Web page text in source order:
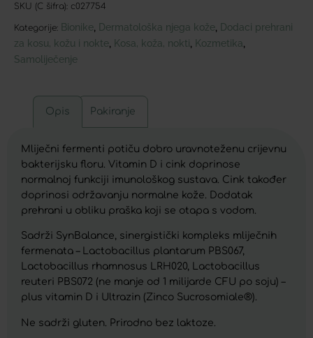
SKU (C šifra): c027754
Kategorije: Bionike Dermatološka njega kože Dodaci prehrani
za kosu, kožu i nokte Kosa, koža, nokti Kozmetika
Samoliječenje
Opis Pakiranje
Mliječni fermenti potiču dobro uravnoteženu crijevnu
bakterijsku floru. Vitamin D i cink doprinose
normalnoj funkciji imunološkog sustava. Cink također
doprinosi održavanju normalne kože. Dodatak
prehrani u obliku praška koji se otapa s vodom.
Sadrži SynBalance, sinergistički kompleks mliječnih
fermenata – Lactobacillus plantarum PBS067,
Lactobacillus rhamnosus LRH020, Lactobacillus
reuteri PBS072 (ne manje od 1 milijarde CFU po soju) –
plus vitamin D i Ultrazin (Zinco Sucrosomiale®).
Ne sadrži gluten. Prirodno bez laktoze.